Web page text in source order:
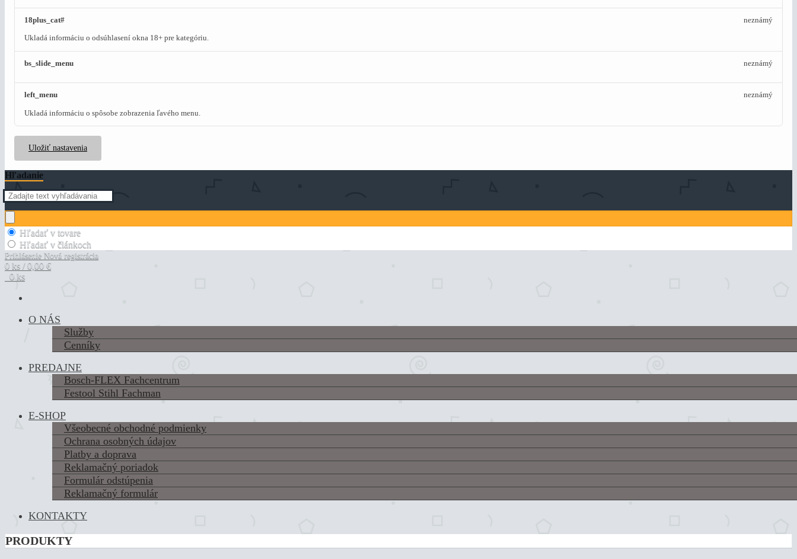
18plus_cat#
Ukladá informáciu o odsúhlasení okna 18+ pre kategóriu.
neznámý
bs_slide_menu neznámý
left_menu
Ukladá informáciu o spôsobe zobrazenia ľavého menu.
neznámý
Uložiť nastavenia
Hľadanie
Hľadať v tovare
Hľadať v článkoch
Prihlásenie Nová registrácia
0 ks / 0,00 €
0 ks
O NÁS
Služby
Cenníky
PREDAJNE
Bosch-FLEX Fachcentrum
Festool Stihl Fachman
E-SHOP
Všeobecné obchodné podmienky
Ochrana osobných údajov
Platby a doprava
Reklamačný poriadok
Formulár odstúpenia
Reklamačný formulár
KONTAKTY
PRODUKTY